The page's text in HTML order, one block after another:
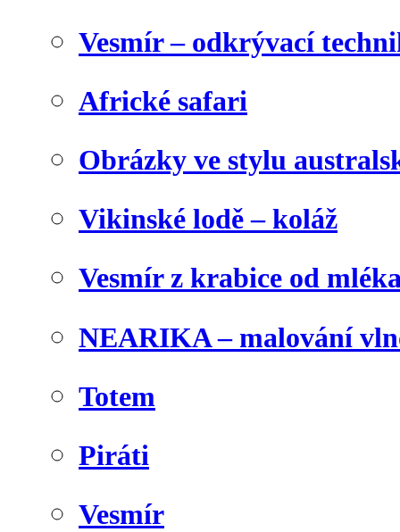
Vesmír – odkrývací
Africké safari
Obrázky ve stylu
Vikinské lodě – koláž
Vesmír z krabice od
NEARIKA – malování
Totem
Piráti
Vesmír